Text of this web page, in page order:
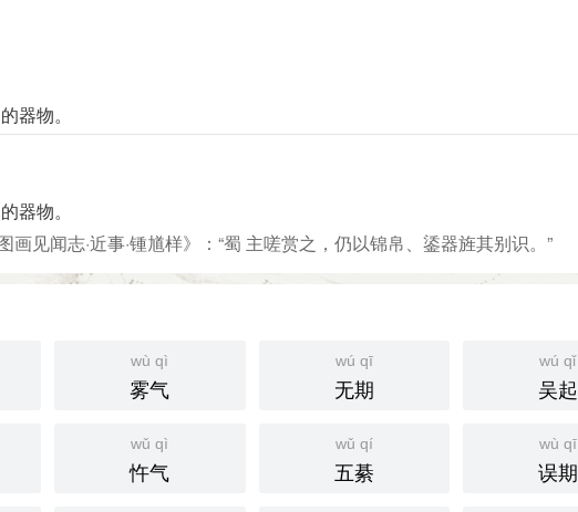
器物。
器物。
画见闻志·近事·锺馗样》：“蜀 主嗟赏之，仍以锦帛、鋈器旌其别识。”
wù qì
雾气
wú qī
无期
wú qǐ
吴起
wǔ qì
忤气
wǔ qí
五綦
wù qī
误期